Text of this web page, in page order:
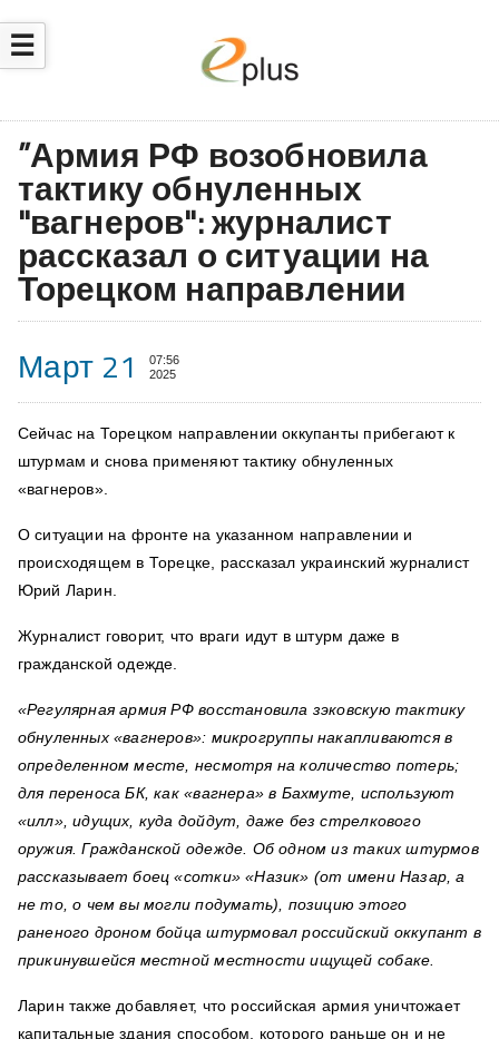
☰
”Армия РФ возобновила
тактику обнуленных
"вагнеров": журналист
рассказал о ситуации на
Торецком направлении
Март 21
07:56
2025
Сейчас на Торецком направлении оккупанты прибегают к
штурмам и снова применяют тактику обнуленных
«вагнеров».
О ситуации на фронте на указанном направлении и
происходящем в Торецке, рассказал украинский журналист
Юрий Ларин.
Журналист говорит, что враги идут в штурм даже в
гражданской одежде.
«Регулярная армия РФ восстановила зэковскую тактику
обнуленных «вагнеров»: микрогруппы накапливаются в
определенном месте, несмотря на количество потерь;
для переноса БК, как «вагнера» в Бахмуте, используют
«илл», идущих, куда дойдут, даже без стрелкового
оружия. Гражданской одежде. Об одном из таких штурмов
рассказывает боец «сотки» «Назик» (от имени Назар, а
не то, о чем вы могли подумать), позицию этого
раненого дроном бойца штурмовал российский оккупант в
прикинувшейся местной местности ищущей собаке.
Ларин также добавляет, что российская армия уничтожает
капитальные здания способом, которого раньше он и не